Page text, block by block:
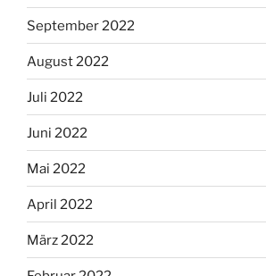
September 2022
August 2022
Juli 2022
Juni 2022
Mai 2022
April 2022
März 2022